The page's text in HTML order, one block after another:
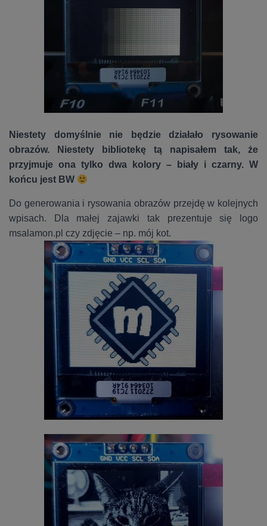
Niestety domyślnie nie będzie działało rysowanie
obrazów. Niestety bibliotekę tą napisałem tak, że
przyjmuje ona tylko dwa kolory – biały i czarny. W
końcu jest BW
Do generowania i rysowania obrazów przejdę w kolejnych
wpisach. Dla małej zajawki tak prezentuje się logo
msalamon.pl czy zdjęcie – np. mój kot.